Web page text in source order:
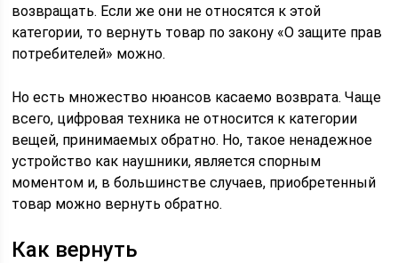
возвращать. Если же они не относятся к этой
категории, то вернуть товар по закону «О защите прав
потребителей» можно.
Но есть множество нюансов касаемо возврата. Чаще
всего, цифровая техника не относится к категории
вещей, принимаемых обратно. Но, такое ненадежное
устройство как наушники, является спорным
моментом и, в большинстве случаев, приобретенный
товар можно вернуть обратно.
Как вернуть